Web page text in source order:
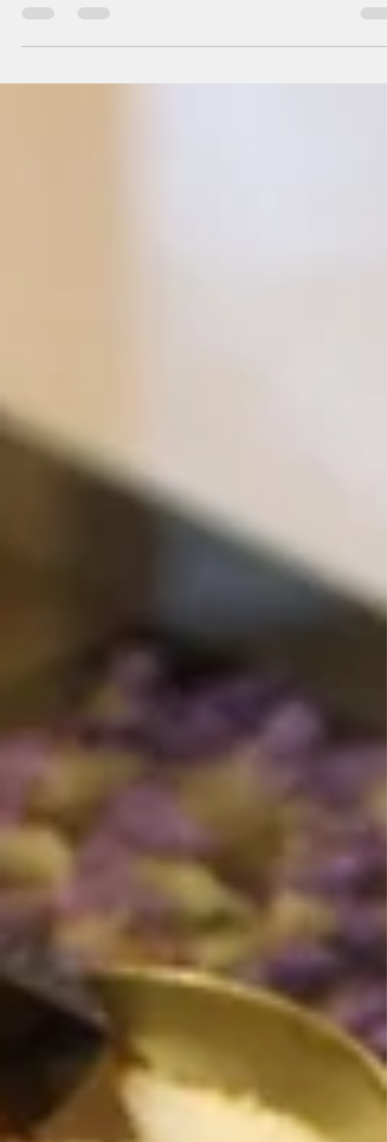
klenotů. Spatříte v něm to, co jinde na světě
není....